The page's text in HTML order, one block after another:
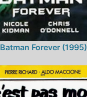
Batman Forever (1995)